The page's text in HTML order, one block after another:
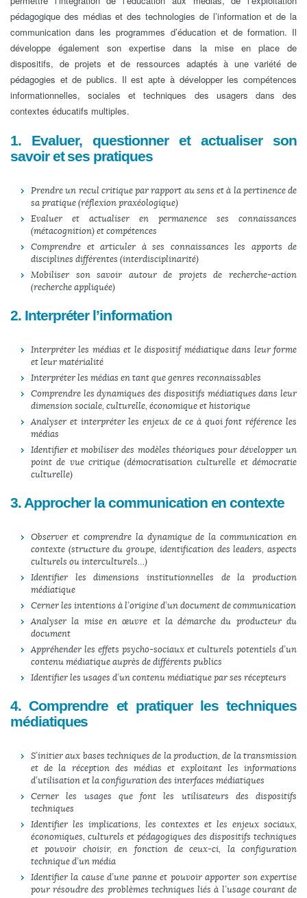
pédagogique des médias et des technologies de l’information et de la
communication dans les programmes d’éducation et de formation. Il
développe également son expertise dans la mise en place de
dispositifs, de projets et de ressources adaptés à une variété de
pédagogies et de publics. Il est apte à développer les compétences
informationnelles, sociales et techniques des usagers dans des
contextes éducatifs multiples.
1. Evaluer, questionner et actualiser son
savoir et ses pratiques
Prendre un recul critique par rapport au sens et à la pertinence de
sa pratique (réflexion praxéologique)
Evaluer et actualiser en permanence ses connaissances
(métacognition) et compétences
Comprendre et articuler à ses connaissances les apports de
disciplines différentes (interdisciplinarité)
Mobiliser son savoir autour de projets de recherche-action
(recherche appliquée)
2. Interpréter l’information
Interpréter les médias et le dispositif médiatique dans leur forme
et leur matérialité
Interpréter les médias en tant que genres reconnaissables
Comprendre les dynamiques des dispositifs médiatiques dans leur
dimension sociale, culturelle, économique et historique
Analyser et interpréter les enjeux de ce à quoi font référence les
médias
Identifier et mobiliser des modèles théoriques pour développer un
point de vue critique (démocratisation culturelle et démocratie
culturelle)
3. Approcher la communication en contexte
Observer et comprendre la dynamique de la communication en
contexte (structure du groupe, identification des leaders, aspects
culturels ou interculturels…)
Identifier les dimensions institutionnelles de la production
médiatique
Cerner les intentions à l’origine d’un document de communication
Analyser la mise en œuvre et la démarche du producteur du
document
Appréhender les effets psycho-sociaux et culturels potentiels d’un
contenu médiatique auprès de différents publics
Identifier les usages d’un contenu médiatique par ses récepteurs
4. Comprendre et pratiquer les techniques
médiatiques
S’initier aux bases techniques de la production, de la transmission
et de la réception des médias et exploitant les informations
d’utilisation et la configuration des interfaces médiatiques
Cerner les usages que font les utilisateurs des dispositifs
techniques
Identifier les implications, les contextes et les enjeux sociaux,
économiques, culturels et pédagogiques des dispositifs techniques
et pouvoir choisir, en fonction de ceux-ci, la configuration
technique d’un média
Identifier la cause d’une panne et pouvoir apporter son expertise
pour résoudre des problèmes techniques liés à l’usage courant de